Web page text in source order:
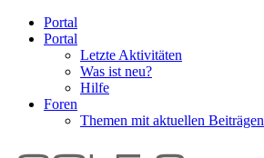
Portal
Portal
Letzte Aktivitäten
Was ist neu?
Hilfe
Foren
Themen mit aktuellen Beiträgen